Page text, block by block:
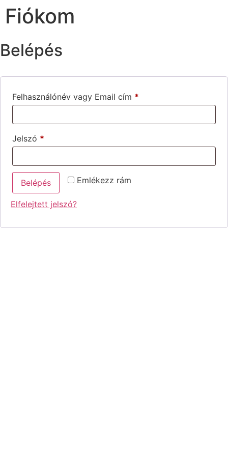
Fiókom
Belépés
Felhasználónév vagy Email cím *
Jelszó *
Emlékezz rám
Belépés
Elfelejtett jelszó?